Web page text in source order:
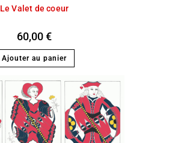
Le Valet de coeur
60,00€
Ajouter au panier